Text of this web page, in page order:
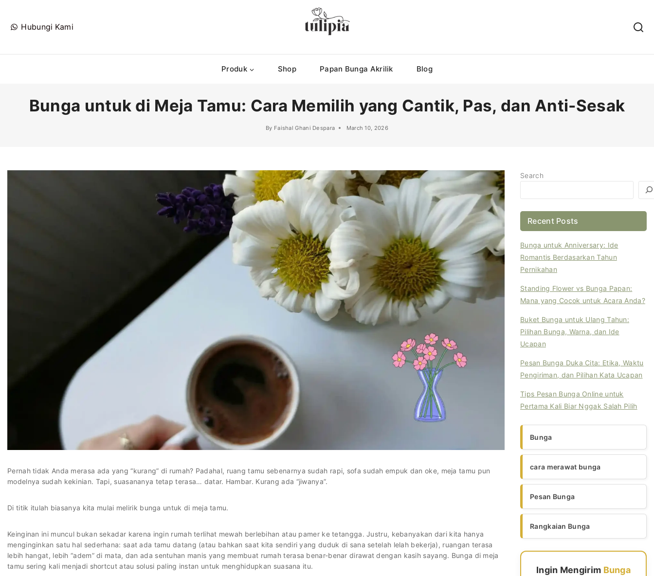
Hubungi Kami
Produk Shop Papan Bunga Akrilik Blog
Bunga untuk di Meja Tamu: Cara Memilih yang Cantik, Pas, dan Anti-Sesak
By Faishal Ghani Despara March 10, 2026
Pernah tidak Anda merasa ada yang “kurang” di rumah? Padahal, ruang tamu sebenarnya sudah rapi, sofa sudah empuk dan oke, meja tamu pun
modelnya sudah kekinian. Tapi, suasananya tetap terasa… datar. Hambar. Kurang ada “jiwanya”.
Di titik itulah biasanya kita mulai melirik bunga untuk di meja tamu.
Keinginan ini muncul bukan sekadar karena ingin rumah terlihat mewah berlebihan atau pamer ke tetangga. Justru, kebanyakan dari kita hanya
menginginkan satu hal sederhana: saat ada tamu datang (atau bahkan saat kita sendiri yang duduk di sana setelah lelah bekerja), ruangan terasa
lebih hangat, lebih “adem” di mata, dan ada sentuhan manis yang membuat rumah terasa benar-benar dirawat dengan kasih sayang. Bunga di meja
tamu sering kali menjadi shortcut atau solusi paling instan untuk menghidupkan suasana itu.
Search
Recent Posts
Bunga untuk Anniversary: Ide
Romantis Berdasarkan Tahun
Pernikahan
Standing Flower vs Bunga Papan:
Mana yang Cocok untuk Acara Anda?
Buket Bunga untuk Ulang Tahun:
Pilihan Bunga, Warna, dan Ide
Ucapan
Pesan Bunga Duka Cita: Etika, Waktu
Pengiriman, dan Pilihan Kata Ucapan
Tips Pesan Bunga Online untuk
Pertama Kali Biar Nggak Salah Pilih
Bunga
cara merawat bunga
Pesan Bunga
Rangkaian Bunga
Ingin Mengirim Bunga